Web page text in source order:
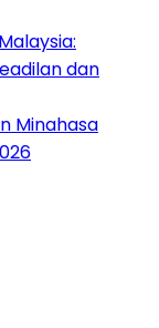
dan
Minahasa